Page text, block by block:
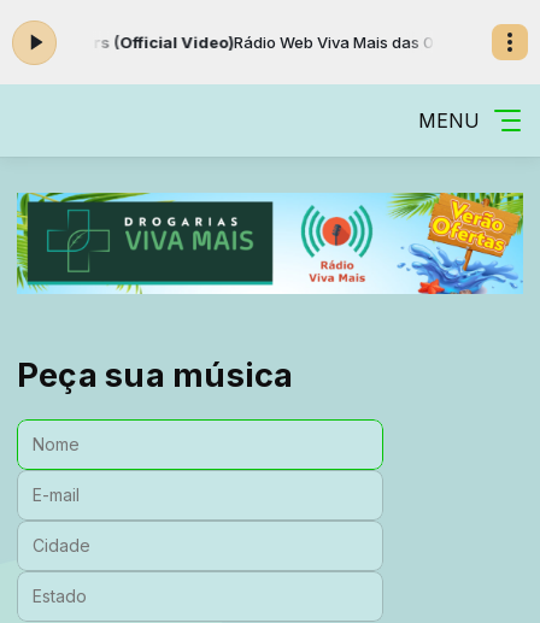
Of Stars (Official Video)Rádio Web Viva Mais das 00:00 às
MENU
Peça sua música
Nome:
E-mail:
Cidade:
Estado: